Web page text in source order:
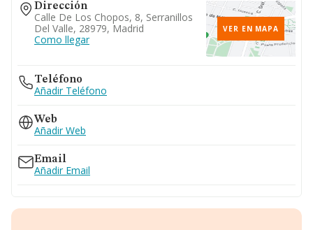
Dirección
Calle De Los Chopos, 8, Serranillos
Del Valle, 28979, Madrid
Como llegar
VER EN MAPA
Teléfono
Añadir Teléfono
Web
Añadir Web
Email
Añadir Email